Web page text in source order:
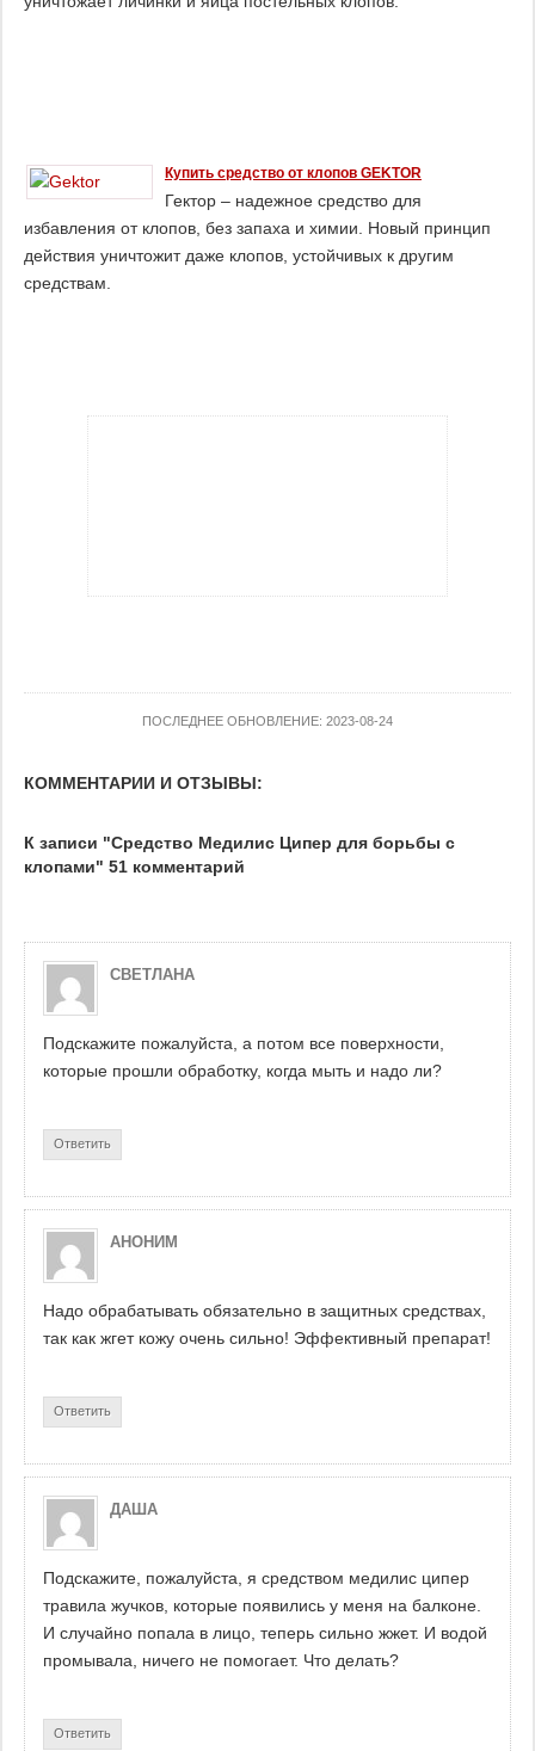
Купить средство от клопов GEKTOR
Гектор – надежное средство для
избавления от клопов, без запаха и химии. Новый принцип
действия уничтожит даже клопов, устойчивых к другим
средствам.
ПОСЛЕДНЕЕ ОБНОВЛЕНИЕ: 2023-08-24
КОММЕНТАРИИ И ОТЗЫВЫ:
К записи "Средство Медилис Ципер для борьбы с
клопами" 51 комментарий
СВЕТЛАНА
Подскажите пожалуйста, а потом все поверхности,
которые прошли обработку, когда мыть и надо ли?
Ответить
АНОНИМ
Надо обрабатывать обязательно в защитных средствах,
так как жгет кожу очень сильно! Эффективный препарат!
Ответить
ДАША
Подскажите, пожалуйста, я средством медилис ципер
травила жучков, которые появились у меня на балконе.
И случайно попала в лицо, теперь сильно жжет. И водой
промывала, ничего не помогает. Что делать?
Ответить